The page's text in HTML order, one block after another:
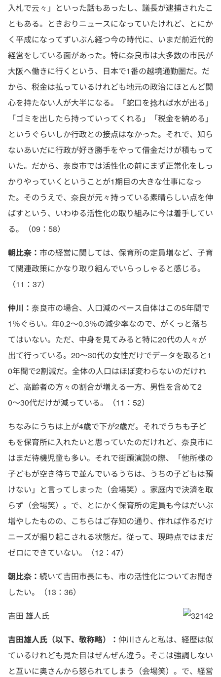
入札で云々」といった話もあったし、議長が逮捕されたこ
ともある。ときおりニュースになっていたけれど、とにか
く平成になってずいぶん経つ今の時代に、いまだ前近代的
経営をしている面があった。特に奈良市は大多数の市民が
大阪へ働きに行くという、日本で1番の越境通勤圏だ。だ
から、税金は払っているけれども地元の政治にほとんど関
心を持たない人が大半になる。「蛇口を捻れば水が出る」
「ゴミを出したら持っていってくれる」「税金を納める」
というぐらいしか行政との接点はなかった。それで、知ら
ないあいだに行政が好き勝手をやって借金だけが積もって
いた。だから、奈良市では活性化の前にまず正常化をしっ
かりやっていくということが1期目の大きな仕事になっ
た。そのうえで、奈良が元々持っている素晴らしい点を伸
ばすという、いわゆる活性化の取り組みに今は着手してい
る。（09：58）
朝比奈： 市の経営に関しては、保育所の定員増など、子育
て関連政策にかなり取り組んでいらっしゃると感じる。
（11：37）
仲川： 奈良市の場合、人口減のペース自体はこの5年間で
1％ぐらい。年0.2〜0.3％の減少率なので、がくっと落ち
てはいない。ただ、中身を見てみると特に20代の人々が
出て行っている。20〜30代の女性だけでデータを取ると1
0年間で2割減だ。全体の人口はほぼ変わらないのだけれ
ど、高齢者の方々の割合が増える一方、男性を含めて2
0〜30代だけが減っている。（11：52）
ちなみにうちは上が4歳で下が2歳だ。それでうちも子ど
もを保育所に入れたいと思っていたのだけれど、奈良市に
はまだ待機児童も多い。それで街頭演説の際、「他所様の
子どもが空き待ちで並んでいるうちは、うちの子どもは預
けない」と言ってしまった（会場笑）。家庭内で決済を取
らず（会場笑）。で、とにかく保育所の定員も今はだいぶ
増やしたものの、こちらはご存知の通り、作れば作るだけ
ニーズが掘り起こされる状態だ。従って、現時点ではまだ
ゼロにできていない。（12：47）
朝比奈： 続いて吉田市長にも、市の活性化についてお聞き
したい。（13：36）
吉田 雄人氏
吉田雄人氏（以下、敬称略）： 仲川さんと私は、経歴は似
ているけれども見た目はぜんぜん違う。そこは強調しない
と互いに奥さんから怒られてしまう（会場笑）。で、経営